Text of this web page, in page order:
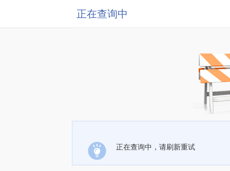
正在查询中
正在查询中，请刷新重试